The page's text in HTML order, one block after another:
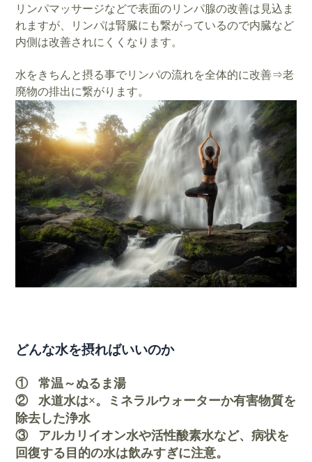
リンパマッサージなどで表面のリンパ腺の改善は見込ま
れますが、リンパは腎臓にも繋がっているので内臓など
内側は改善されにくくなります。
水をきちんと摂る事でリンパの流れを全体的に改善⇒老
廃物の排出に繋がります。
どんな水を摂ればいいのか
① 常温～ぬるま湯
② 水道水は×。ミネラルウォーターか有害物質を
除去した浄水
③ アルカリイオン水や活性酸素水など、病状を
回復する目的の水は飲みすぎに注意。